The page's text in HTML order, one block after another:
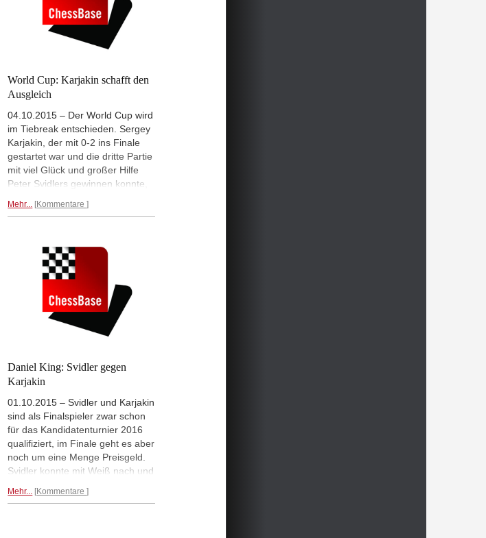
Menge interessante
Begegnungen. Aber haben die
Favoriten auch gute Nerven? Und
wer gewinnt am Ende den World
World Cup: Karjakin schafft den
Ausgleich
04.10.2015 – Der World Cup wird
im Tiebreak entschieden. Sergey
Karjakin, der mit 0-2 ins Finale
gestartet war und die dritte Partie
mit viel Glück und großer Hilfe
Peter Svidlers gewinnen konnte,
ruhiger und überzeugender
Montag im Schnell- oder
Blitzschach entschieden.
Mehr... Kommentare
Daniel King: Svidler gegen
Karjakin
01.10.2015 – Svidler und Karjakin
sind als Finalspieler zwar schon
für das Kandidatenturnier 2016
qualifiziert, im Finale geht es aber
noch um eine Menge Preisgeld.
Svidler konnte mit Weiß nach und
Mittelspielstellung mit aktiven
Mehr... Kommentare